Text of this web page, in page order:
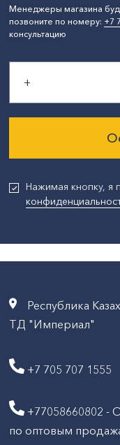
Менеджеры магазина
позвоните по номеру: +7
консультацию
Нажимая кнопку, я
Республика
ТД "Империал"
+7 705 707 1555
+77058660802 -
по оптовым